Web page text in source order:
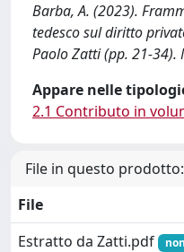
Barba, A. (2023).
tedesco sul diritto
Paolo Zatti (pp. 21-34).
Appare nelle
2.1 Contributo in
File in questo prodotto:
File
Estratto da Zatti.pdf